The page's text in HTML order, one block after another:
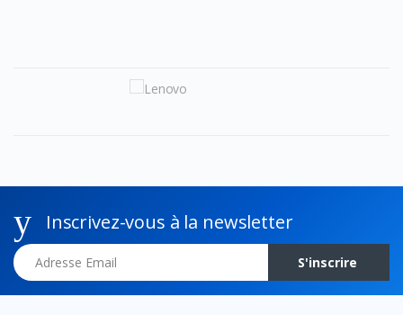
Inscrivez-vous à la newsletter
Adresse Email
S'inscrire